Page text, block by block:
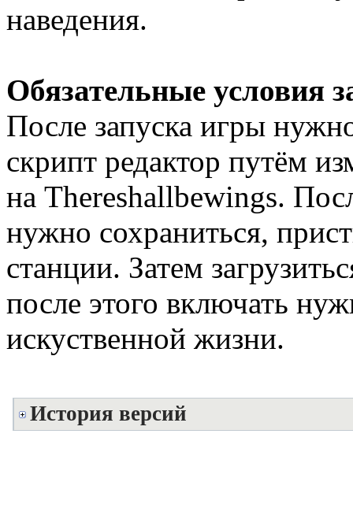
наведения.
Обязательные условия
После запуска игры
скрипт редактор путём
на Thereshallbewings.
нужно сохраниться,
станции. Затем
после этого включать
искуственной жизни.
История версий